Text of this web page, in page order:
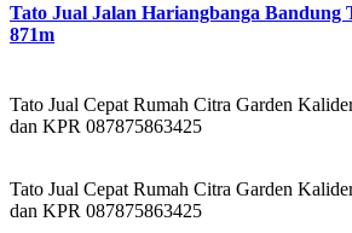
Tato Jual Jalan Hariangbanga Bandung
871m
Tato Jual Cepat Rumah Citra Garden
dan KPR 087875863425
Tato Jual Cepat Rumah Citra Garden
dan KPR 087875863425